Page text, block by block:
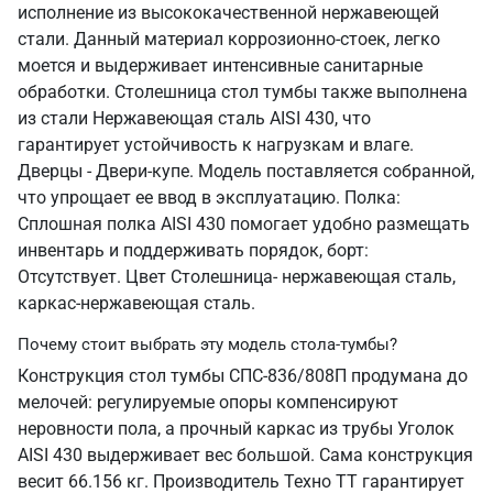
исполнение из высококачественной нержавеющей
стали. Данный материал коррозионно-стоек, легко
моется и выдерживает интенсивные санитарные
обработки. Столешница стол тумбы также выполнена
из стали Нержавеющая сталь AISI 430, что
гарантирует устойчивость к нагрузкам и влаге.
Дверцы - Двери-купе. Модель поставляется собранной,
что упрощает ее ввод в эксплуатацию. Полка:
Сплошная полка AISI 430 помогает удобно размещать
инвентарь и поддерживать порядок, борт:
Отсутствует. Цвет Столешница- нержавеющая сталь,
каркас-нержавеющая сталь.
Почему стоит выбрать эту модель стола-тумбы?
Конструкция стол тумбы СПС-836/808П продумана до
мелочей: регулируемые опоры компенсируют
неровности пола, а прочный каркас из трубы Уголок
AISI 430 выдерживает вес большой. Сама конструкция
весит 66.156 кг. Производитель Техно ТТ гарантирует